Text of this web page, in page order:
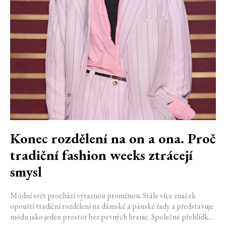
Konec rozdělení na on a ona. Proč
tradiční fashion weeks ztrácejí
smysl
Módní svět prochází výraznou proměnou. Stále více značek
opouští tradiční rozdělení na dámské a pánské řady a představuje
módu jako jeden prostor bez pevných hranic. Společné přehlídky,